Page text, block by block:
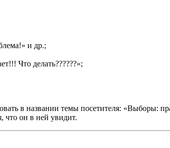
и др.;
Что делать??????»;
в названии темы посетителя: «Выборы:
что он в ней увидит.